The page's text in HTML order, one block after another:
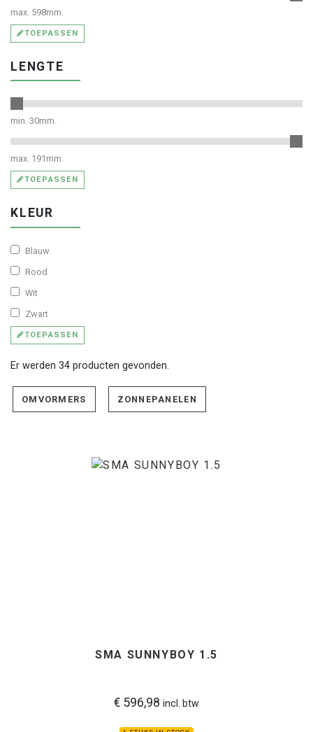
max. 598mm.
TOEPASSEN
LENGTE
min. 30mm.
max. 191 mm.
TOEPASSEN
KLEUR
Blauw
Rood
Wit
Zwart
TOEPASSEN
Er werden 34 producten gevonden.
OMVORMERS ZONNEPANELEN
SMA SUNNYBOY 1.5
€ 596,98 incl. btw